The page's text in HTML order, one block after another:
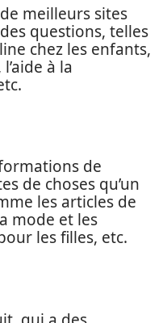
meilleurs sites
questions, telles
chez les enfants,
à la
de
de choses qu’un
les articles de
mode et les
les filles, etc.